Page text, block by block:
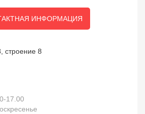
ИНФОРМАЦИЯ
строение 8
17.00